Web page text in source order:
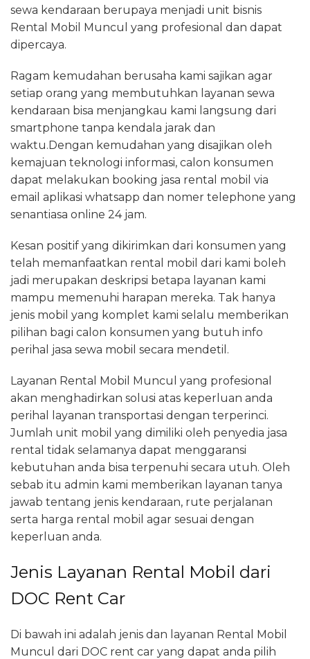
sewa kendaraan berupaya menjadi unit bisnis
Rental Mobil Muncul yang profesional dan dapat
dipercaya.
Ragam kemudahan berusaha kami sajikan agar
setiap orang yang membutuhkan layanan sewa
kendaraan bisa menjangkau kami langsung dari
smartphone tanpa kendala jarak dan
waktu.Dengan kemudahan yang disajikan oleh
kemajuan teknologi informasi, calon konsumen
dapat melakukan booking jasa rental mobil via
email aplikasi whatsapp dan nomer telephone yang
senantiasa online 24 jam.
Kesan positif yang dikirimkan dari konsumen yang
telah memanfaatkan rental mobil dari kami boleh
jadi merupakan deskripsi betapa layanan kami
mampu memenuhi harapan mereka. Tak hanya
jenis mobil yang komplet kami selalu memberikan
pilihan bagi calon konsumen yang butuh info
perihal jasa sewa mobil secara mendetil.
Layanan Rental Mobil Muncul yang profesional
akan menghadirkan solusi atas keperluan anda
perihal layanan transportasi dengan terperinci.
Jumlah unit mobil yang dimiliki oleh penyedia jasa
rental tidak selamanya dapat menggaransi
kebutuhan anda bisa terpenuhi secara utuh. Oleh
sebab itu admin kami memberikan layanan tanya
jawab tentang jenis kendaraan, rute perjalanan
serta harga rental mobil agar sesuai dengan
keperluan anda.
Jenis Layanan Rental Mobil dari
DOC Rent Car
Di bawah ini adalah jenis dan layanan Rental Mobil
Muncul dari DOC rent car yang dapat anda pilih